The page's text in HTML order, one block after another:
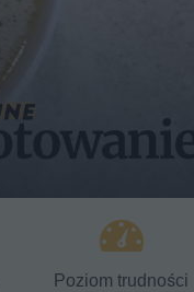
Poziom trudności